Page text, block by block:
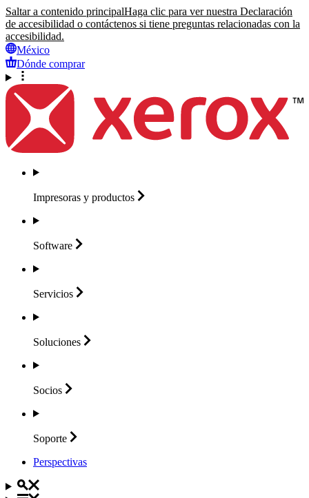
Saltar a contenido principalHaga clic para ver nuestra Declaración
de accesibilidad o contáctenos si tiene preguntas relacionadas con la
accesibilidad.
México
Dónde comprar
Impresoras y productos
Software
Servicios
Soluciones
Socios
Soporte
Perspectivas